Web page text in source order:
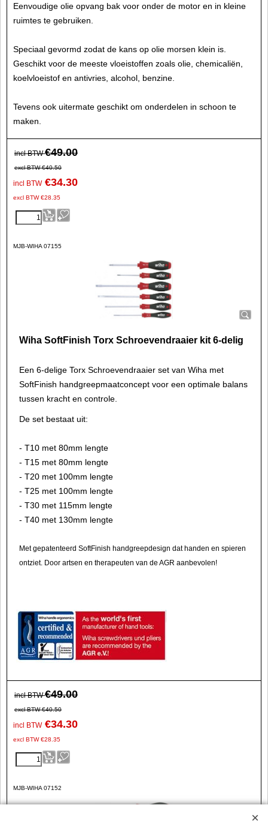
Eenvoudige olie opvang bak voor onder de motor en in kleine
ruimtes te gebruiken.
Speciaal gevormd zodat de kans op olie morsen klein is.
Geschikt voor de meeste vloeistoffen zoals olie, chemicaliën,
koelvloeistof en antivries, alcohol, benzine.
Tevens ook uitermate geschikt om onderdelen in schoon te
maken.
incl BTW €49.00
excl BTW €40.50
incl BTW €34.30
excl BTW €28.35
MJB-WIHA 07155
Wiha SoftFinish Torx Schroevendraaier kit 6-delig
Een 6-delige Torx Schroevendraaier set van Wiha met
SoftFinish handgreepmaatconcept voor een optimale balans
tussen kracht en controle.
De set bestaat uit:
- T10 met 80mm lengte
- T15 met 80mm lengte
- T20 met 100mm lengte
- T25 met 100mm lengte
- T30 met 115mm lengte
- T40 met 130mm lengte
Met gepatenteerd SoftFinish handgreepdesign dat handen en spieren
ontziet. Door artsen en therapeuten van de AGR aanbevolen!
incl BTW €49.00
excl BTW €40.50
incl BTW €34.30
excl BTW €28.35
MJB-WIHA 07152